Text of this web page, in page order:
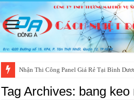
Nhận Thi Công Panel Giá Rẻ Tại Bình
Tag Archives: bang keo